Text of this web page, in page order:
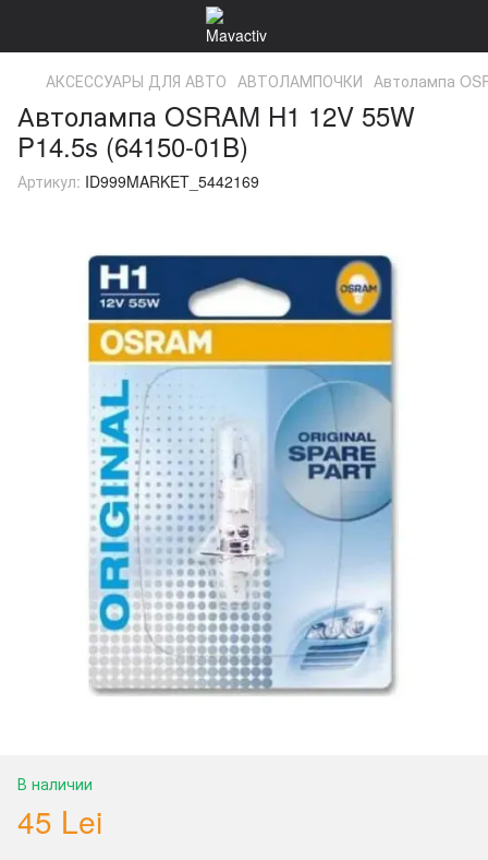
АКСЕССУАРЫ ДЛЯ АВТО АВТОЛАМПОЧКИ Автолампа
Автолампа OSRAM H1 12V 55W
P14.5s (64150-01B)
Артикул: ID999MARKET_5442169
В наличии
45 Lei